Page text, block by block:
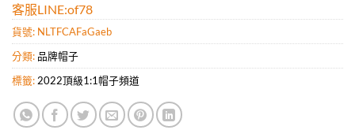
客服LINE:of78
貨號: NLTFCAFaGaeb
分類: 品牌帽子
標籤: 2022頂級1:1帽子頻道